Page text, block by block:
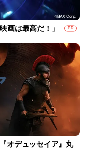
画は最高だ！」 PR
オデュッセイア』丸